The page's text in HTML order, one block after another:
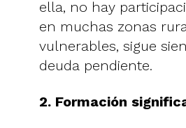
ella, no hay
en muchas zonas
vulnerables, sigue
deuda pendiente.
2. Formación